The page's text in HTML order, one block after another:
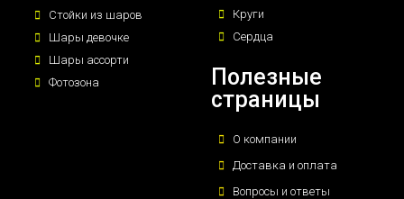
Стойки из шаров
Шары девочке
Шары ассорти
Фотозона
Круги
Сердца
Полезные
страницы
О компании
Доставка и оплата
Вопросы и ответы